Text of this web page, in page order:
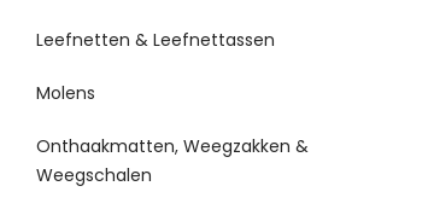
Leefnetten & Leefnettassen
Molens
Onthaakmatten, Weegzakken &
Weegschalen